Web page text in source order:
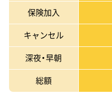
保険加入
キャンセル
深夜・早朝
総額